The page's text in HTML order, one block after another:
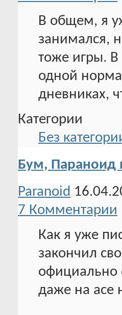
В общем, я
занимался,
тоже игры.
одной
дневниках,
Категории
Без
Бум, Параноид
Paranoid
7 Комментарии
Как я уже
закончил
официально
даже на асе